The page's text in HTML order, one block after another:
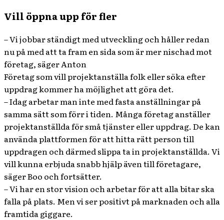
Vill öppna upp för fler
– Vi jobbar ständigt med utveckling och håller redan
nu på med att ta fram en sida som är mer nischad mot
företag, säger Anton
Företag som vill projektanställa folk eller söka efter
uppdrag kommer ha möjlighet att göra det.
– Idag arbetar man inte med fasta anställningar på
samma sätt som förr i tiden. Många företag anställer
projektanställda för små tjänster eller uppdrag. De kan
använda plattformen för att hitta rätt person till
uppdragen och därmed slippa ta in projektanställda. Vi
vill kunna erbjuda snabb hjälp även till företagare,
säger Boo och fortsätter.
– Vi har en stor vision och arbetar för att alla bitar ska
falla på plats. Men vi ser positivt på marknaden och alla
framtida giggare.